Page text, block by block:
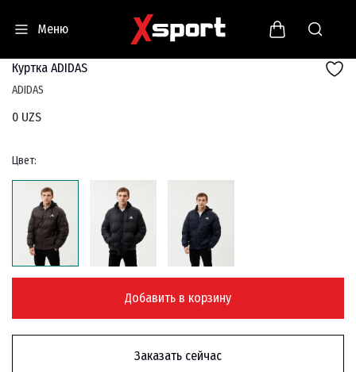
Меню
Куртка ADIDAS
ADIDAS
0 UZS
Цвет:
Добавить в корзину
Заказать сейчас